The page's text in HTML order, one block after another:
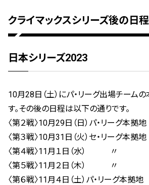
クライマックスシリーズ後の日程
日本シリーズ2023
10月28日（土）にパ・リーグ出場チーム
す。その後の日程は以下の通りです。
〈第２戦〉10月29日（日）パ・リーグ本拠地
〈第３戦〉10月31日（火）セ・リーグ本拠地
〈第４戦〉11月１日（水） 〃
〈第５戦〉11月２日（木） 〃
〈第６戦〉11月４日（土）パ・リーグ本拠地